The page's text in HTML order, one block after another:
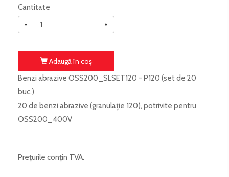
Cantitate
-
+
Adaugă în coş
Benzi abrazive OSS200_SLSET120 - P120 (set de 20
buc.)
20 de benzi abrazive (granulație 120), potrivite pentru
OSS200_400V
Prețurile conțin TVA.